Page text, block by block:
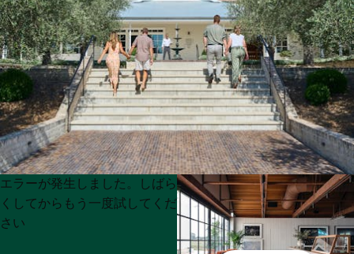
Product
List
Product
List
エラーが発生しました。しばら
くしてからもう一度試してくだ
さい